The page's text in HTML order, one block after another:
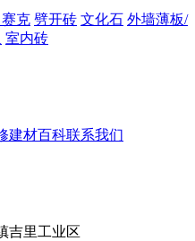
克 劈开砖 文化石 外墙薄板/
室内砖
建材百科联系我们
吉里工业区